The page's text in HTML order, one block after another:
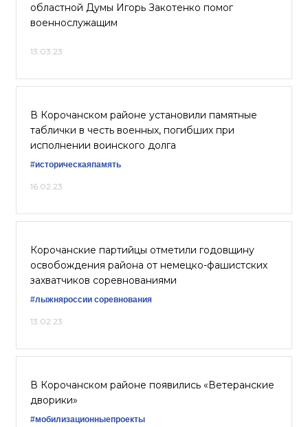
областной Думы Игорь Закотенко помог
военнослужащим
13.03.23
В Корочанском районе установили памятные
таблички в честь военных, погибших при
исполнении воинского долга
#историческаяпамять
16.02.23
Корочанские партийцы отметили годовщину
освобождения района от немецко-фашистских
захватчиков соревнованиями
#лыжняроссии соревнования
13.02.23
В Корочанском районе появились «Ветеранские
дворики»
#мобилизационныепроекты